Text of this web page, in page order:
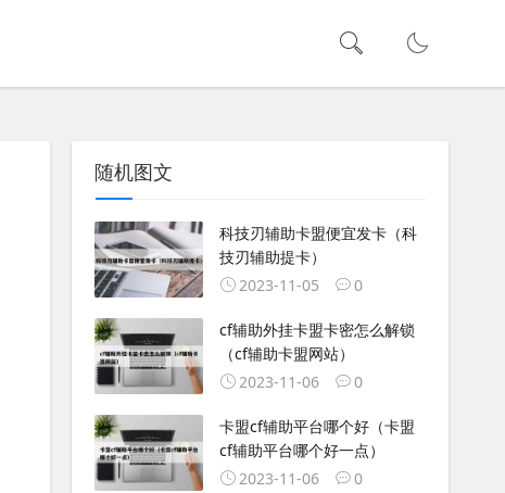
随机图文
科技刃辅助卡盟便宜发卡（科
技刃辅助提卡）
2023-11-05
0
cf辅助外挂卡盟卡密怎么解锁
（cf辅助卡盟网站）
2023-11-06
0
卡盟cf辅助平台哪个好（卡盟
cf辅助平台哪个好一点）
2023-11-06
0